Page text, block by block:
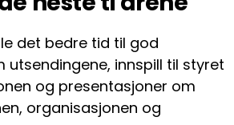
det bedre tid til god
utsendingene, innspill til styret
og presentasjoner om
organisasjonen og